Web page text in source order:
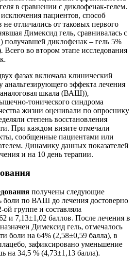
в сравнении с диклофенак-гелем.
пациентов, способ
отличались от таковых первого
Димексид гель, сравнивалась с
получавшей диклофенак – гель 5%
во втором этапе исследования
фазах включала клинический
анальгезирующего эффекта лечения
аналоговая шкала (ВАШ)),
тонического синдрома
жизни оценивали по опроснику
степень восстановления
При каждом визите отмечали
сообщенные пациентами или
Динамику данных показателей
и на 10 день терапии.
получены следующие
боли по ВАШ до лечения достоверно
ой группе и составляла
и 7,13±1,02 баллов. После лечения в
Димексид гель, отмечалось
боли на 64% (2,58±0,59 балла), в
зафиксировано уменьшение
на 34,5 % (4,73±1,13 балла).